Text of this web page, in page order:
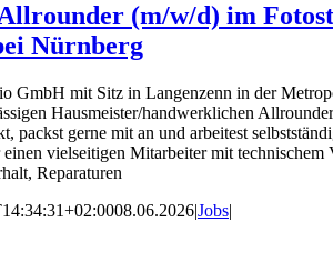
(m/w/d) im
Nürnberg
GmbH mit Sitz in Langenzenn in der
Hausmeister/handwerklichen
packst gerne mit an und arbeitest
vielseitigen Mitarbeiter mit
Reparaturen
08.06.2026|Jobs|